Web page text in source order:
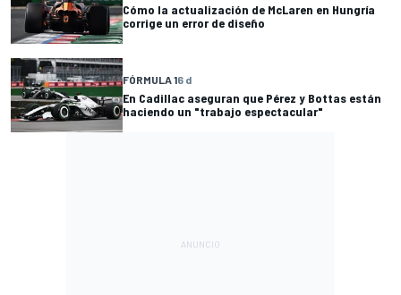
Cómo la actualización de McLaren en Hungría
corrige un error de diseño
FÓRMULA 16 d
En Cadillac aseguran que Pérez y Bottas están
haciendo un "trabajo espectacular"